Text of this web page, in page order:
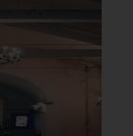
del
[